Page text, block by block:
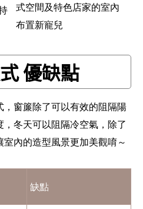
式空間及特色店家的室內
布置新寵兒
優缺點
窗簾除了可以有效的阻隔陽
冬天可以阻隔冷空氣，除了
內的造型風景更加美觀唷～
缺點